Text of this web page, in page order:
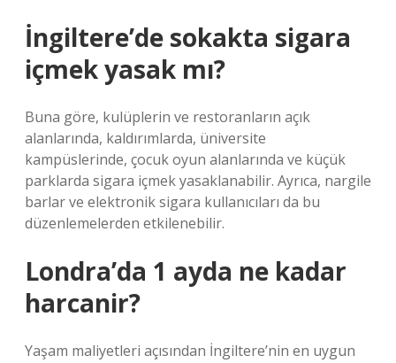
İngiltere’de sokakta sigara
içmek yasak mı?
Buna göre, kulüplerin ve restoranların açık
alanlarında, kaldırımlarda, üniversite
kampüslerinde, çocuk oyun alanlarında ve küçük
parklarda sigara içmek yasaklanabilir. Ayrıca, nargile
barlar ve elektronik sigara kullanıcıları da bu
düzenlemelerden etkilenebilir.
Londra’da 1 ayda ne kadar
harcanir?
Yaşam maliyetleri açısından İngiltere’nin en uygun